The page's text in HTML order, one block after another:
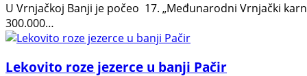
U Vrnjačkoj Banji je počeo 17. „Međunarodni Vrnjački
300.000…
Lekovito roze jezerce u banji Pačir